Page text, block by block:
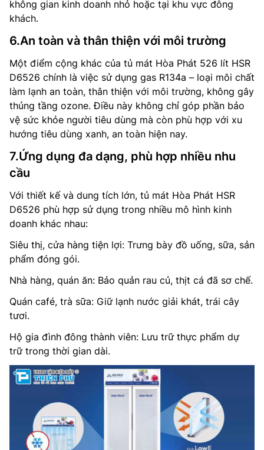
không gian kinh doanh nhỏ hoặc tại khu vực đông
khách.
6.An toàn và thân thiện với môi trường
Một điểm cộng khác của tủ mát Hòa Phát 526 lít HSR
D6526 chính là việc sử dụng gas R134a – loại môi chất
làm lạnh an toàn, thân thiện với môi trường, không gây
thủng tầng ozone. Điều này không chỉ góp phần bảo
vệ sức khỏe người tiêu dùng mà còn phù hợp với xu
hướng tiêu dùng xanh, an toàn hiện nay.
7.Ứng dụng đa dạng, phù hợp nhiều nhu
cầu
Với thiết kế và dung tích lớn, tủ mát Hòa Phát HSR
D6526 phù hợp sử dụng trong nhiều mô hình kinh
doanh khác nhau:
Siêu thị, cửa hàng tiện lợi: Trưng bày đồ uống, sữa, sản
phẩm đóng gói.
Nhà hàng, quán ăn: Bảo quản rau củ, thịt cá đã sơ chế.
Quán café, trà sữa: Giữ lạnh nước giải khát, trái cây
tươi.
Hộ gia đình đông thành viên: Lưu trữ thực phẩm dự
trữ trong thời gian dài.